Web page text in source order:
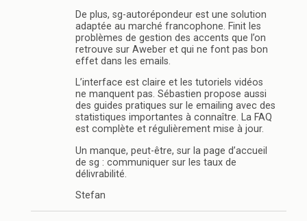
De plus, sg-autorépondeur est une solution
adaptée au marché francophone. Finit les
problèmes de gestion des accents que l’on
retrouve sur Aweber et qui ne font pas bon
effet dans les emails.
L’interface est claire et les tutoriels vidéos
ne manquent pas. Sébastien propose aussi
des guides pratiques sur le emailing avec des
statistiques importantes à connaître. La FAQ
est complète et régulièrement mise à jour.
Un manque, peut-être, sur la page d’accueil
de sg : communiquer sur les taux de
délivrabilité.
Stefan